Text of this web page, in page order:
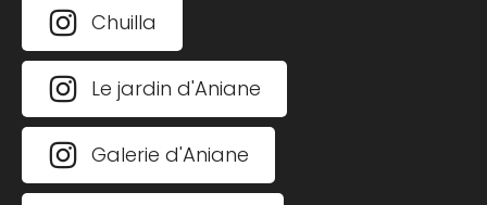
Chuilla
Le jardin d'Aniane
Galerie d'Aniane